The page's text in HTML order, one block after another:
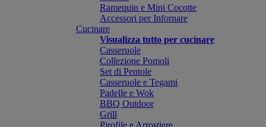
Ramequin e Mini Cocotte
Accessori per Infornare
Cucinare
Visualizza tutto per cucinare
Casseruole
Collezione Pomoli
Set di Pentole
Casseruole e Tegami
Padelle e Wok
BBQ Outdoor
Grill
Pirofile e Arrostiere